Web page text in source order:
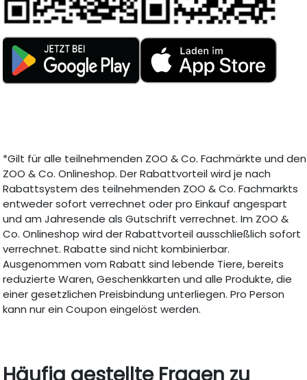
*Gilt für alle teilnehmenden ZOO & Co. Fachmärkte und den
ZOO & Co. Onlineshop. Der Rabattvorteil wird je nach
Rabattsystem des teilnehmenden ZOO & Co. Fachmarkts
entweder sofort verrechnet oder pro Einkauf angespart
und am Jahresende als Gutschrift verrechnet. Im ZOO &
Co. Onlineshop wird der Rabattvorteil ausschließlich sofort
verrechnet. Rabatte sind nicht kombinierbar.
Ausgenommen vom Rabatt sind lebende Tiere, bereits
reduzierte Waren, Geschenkkarten und alle Produkte, die
einer gesetzlichen Preisbindung unterliegen. Pro Person
kann nur ein Coupon eingelöst werden.